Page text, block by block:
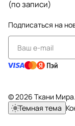
(по записи)
Подписаться на
© 2026 Ткани
Темная тема